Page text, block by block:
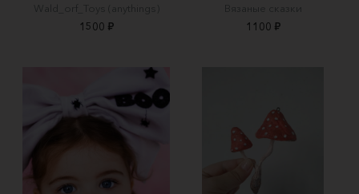
Wald_orf_Toys (anythings)
1500 ₽
Вязаные сказки
1100 ₽